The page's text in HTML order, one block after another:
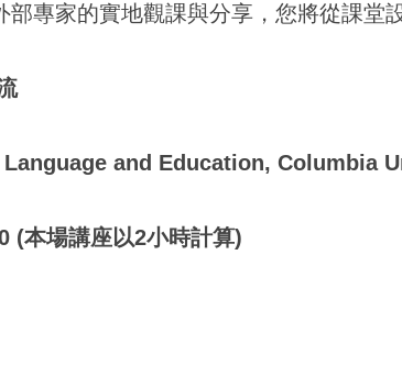
專家的實地觀課與分享，您將從課堂
and Education, Columbia
(本場講座以2小時計算)